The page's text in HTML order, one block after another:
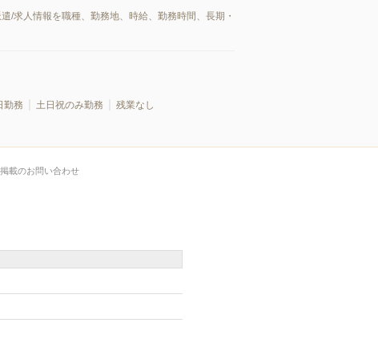
/求人情報を職種、勤務地、時給、勤務時間、長期・
勤務 土日祝のみ勤務
残業なし
掲載のお問い合わせ